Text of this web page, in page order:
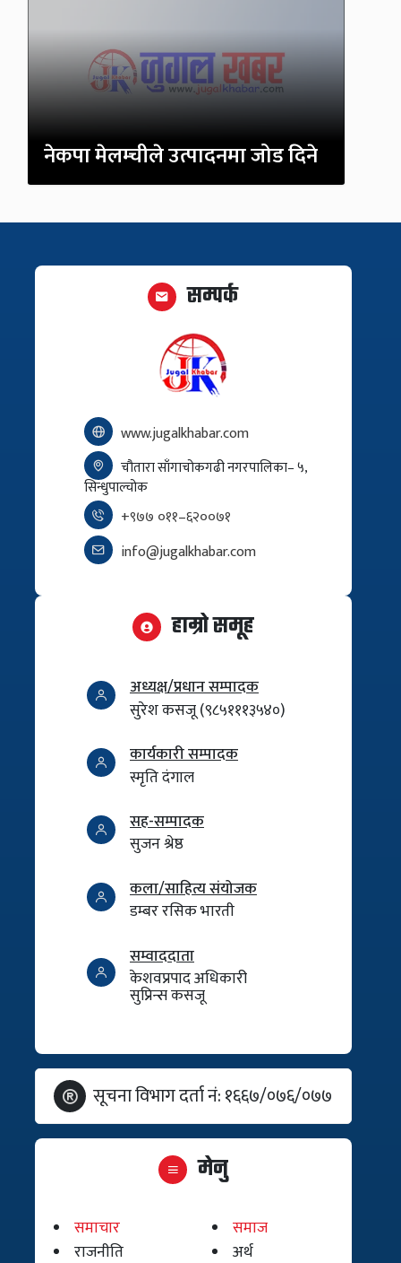
नेकपा मेलम्चीले उत्पादनमा जोड दिने
सम्पर्क
www.jugalkhabar.com
चौतारा साँगाचोकगढी नगरपालिका– ५,
सिन्धुपाल्चोक
+९७७ ०११–६२००७१
info@jugalkhabar.com
हाम्रो समूह
अध्यक्ष/प्रधान सम्पादक
सुरेश कसजू (९८५१११३५४०)
कार्यकारी सम्पादक
स्मृति दंगाल
सह-सम्पादक
सुजन श्रेष्ठ
कला/साहित्य संयोजक
डम्बर रसिक भारती
सम्वाददाता
केशवप्रपाद अधिकारी
सुप्रिन्स कसजू
सूचना विभाग दर्ता नं: १६६७/०७६/०७७
मेनु
समाचार
समाज
राजनीति
अर्थ